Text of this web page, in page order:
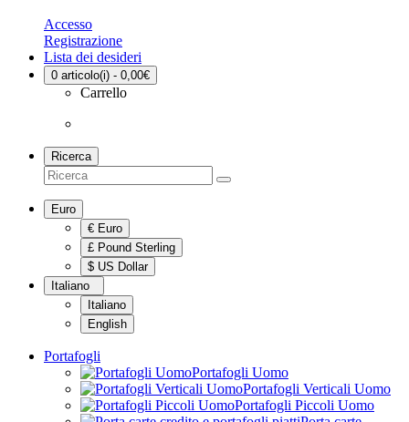
Accesso
Registrazione
Lista dei desideri
0 articolo(i) - 0,00€
Carrello
Ricerca
Euro
€ Euro
£ Pound Sterling
$ US Dollar
Italiano
Italiano
English
Portafogli
Portafogli Uomo
Portafogli Verticali Uomo
Portafogli Piccoli Uomo